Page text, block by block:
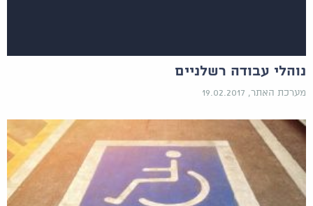
נוהלי עבודה רשלניים
מערכת האתר, 19.02.2017